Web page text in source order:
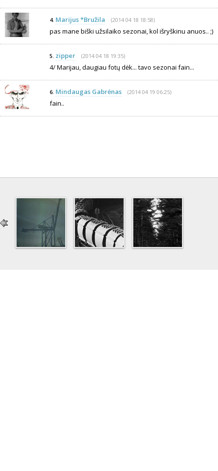
4. Marijus *Bružila (2014 04 18 18:58)
pas mane biški užsilaiko sezonai, kol išryškinu anuos.. ;)
5. zipper (2014 04 18 19:35)
4/ Marijau, daugiau fotų dėk... tavo sezonai fain...
6. Mindaugas Gabrėnas (2014 04 19 06:25)
fain..